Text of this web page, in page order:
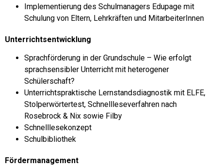
Implementierung des Schulmanagers Edupage mit
Schulung von Eltern, Lehrkräften und MitarbeiterInnen
Unterrichtsentwicklung
Sprachförderung in der Grundschule – Wie erfolgt
sprachsensibler Unterricht mit heterogener
Schülerschaft?
Unterrichtspraktische Lernstandsdiagnostik mit ELFE,
Stolperwörtertest, Schnellleseverfahren nach
Rosebrock & Nix sowie Filby
Schnelllesekonzept
Schulbibliothek
Fördermanagement